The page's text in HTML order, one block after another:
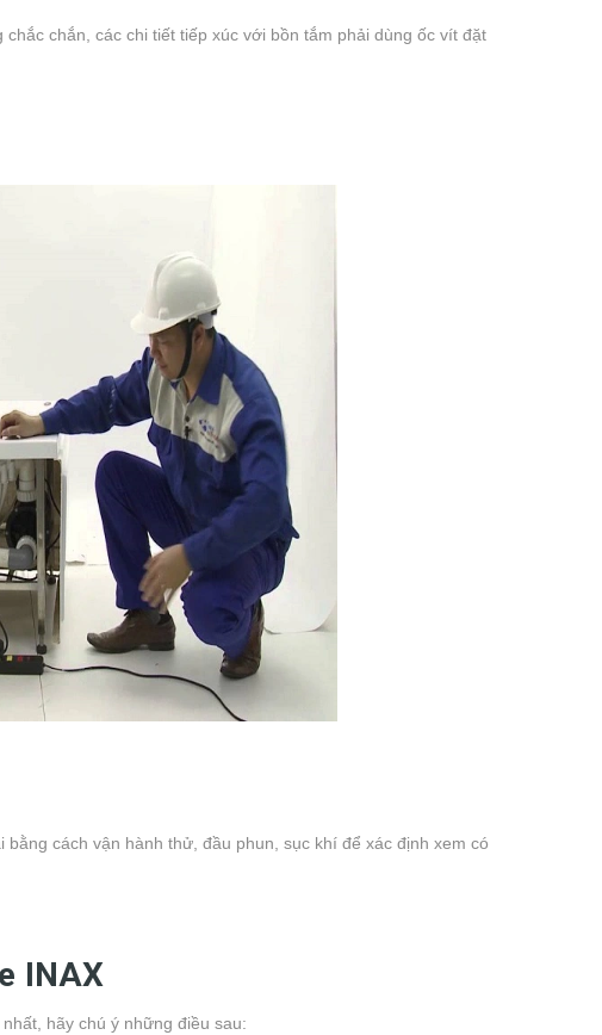
chắn, các chi tiết tiếp xúc với bồn tắm phải dùng ốc vít đặt
cách vận hành thử, đầu phun, sục khí để xác định xem có
INAX
hãy chú ý những điều sau: